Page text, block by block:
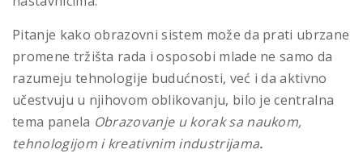
Pitanje kako obrazovni sistem može da prati ubrzane
promene tržišta rada i osposobi mlade ne samo da
razumeju tehnologije budućnosti, već i da aktivno
učestvuju u njihovom oblikovanju, bilo je centralna
tema panela Obrazovanje u korak sa naukom,
tehnologijom i kreativnim industrijama.